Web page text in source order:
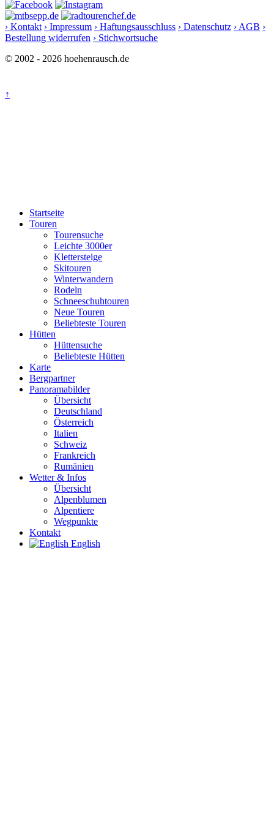
› Kontakt › Impressum › Haftungsausschluss › Datenschutz › AGB ›
Bestellung widerrufen › Stichwortsuche
© 2002 - 2026 hoehenrausch.de
↑
Startseite
Touren
Tourensuche
Leichte 3000er
Klettersteige
Skitouren
Winterwandern
Rodeln
Schneeschuhtouren
Neue Touren
Beliebteste Touren
Hütten
Hüttensuche
Beliebteste Hütten
Karte
Bergpartner
Panoramabilder
Übersicht
Deutschland
Österreich
Italien
Schweiz
Frankreich
Rumänien
Wetter & Infos
Übersicht
Alpenblumen
Alpentiere
Wegpunkte
Kontakt
English